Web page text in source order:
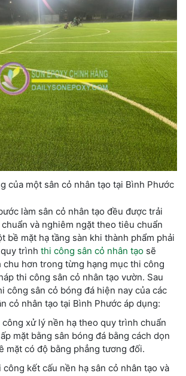
của một sân cỏ nhân tạo tại Bình Phước
làm sân cỏ nhân tạo đều được trải
và nghiêm ngặt theo tiêu chuẩn
bề mặt hạ tầng sàn khi thành phẩm phải
quy trình thi công sân cỏ nhân tạo sẽ
chu hơn trong từng hạng mục thi công
thi công sân cỏ nhân tạo vườn. Sau
công sân cỏ bóng đá hiện nay của các
cỏ nhân tạo tại Bình Phước áp dụng:
xử lý nền hạ theo quy trình chuẩn
mặt bằng sân bóng đá bằng cách dọn
mặt có độ bằng phẳng tương đối.
kết cấu nền hạ sân cỏ nhân tạo và